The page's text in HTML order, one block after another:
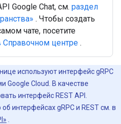
Google Chat, см. раздел
. Чтобы создать
чате, посетите
центре .
используют интерфейс gRPC
Google Cloud. В качестве
интерфейс REST API.
интерфейсах gRPC и REST см. в